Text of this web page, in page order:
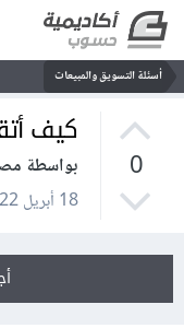
أسئلة التسويق والمبيعات
0
كيف
بواسطة
18 أبريل 2022